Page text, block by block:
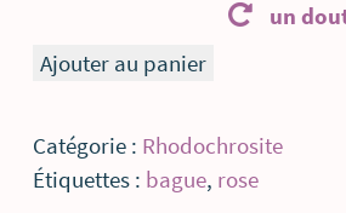
un
quantité
Belle
pierre
nuances
Ajouter au panier
Catégorie : Rhodochrosite
Étiquettes : bague, rose